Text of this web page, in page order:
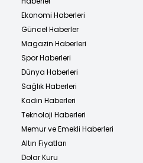
Ekonomi Haberleri
Güncel Haberler
Magazin Haberleri
Spor Haberleri
Dünya Haberleri
Sağlık Haberleri
Kadın Haberleri
Teknoloji Haberleri
Memur ve Emekli Haberleri
Altın Fiyatları
Dolar Kuru